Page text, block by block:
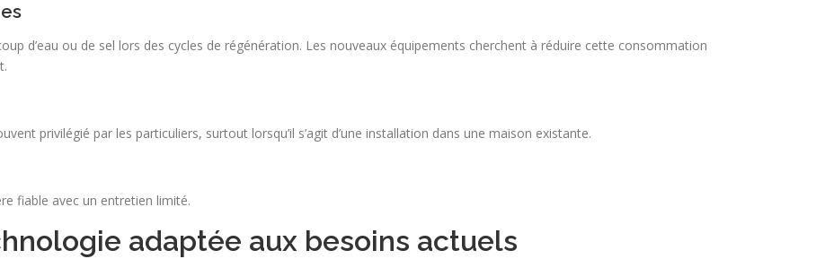
d’eau ou de sel lors des cycles de régénération. Les nouveaux équipements cherchent à réduire cette consommation
privilégié par les particuliers, surtout lorsqu’il s’agit d’une installation dans une maison existante.
fiable avec un entretien limité.
adaptée aux besoins actuels